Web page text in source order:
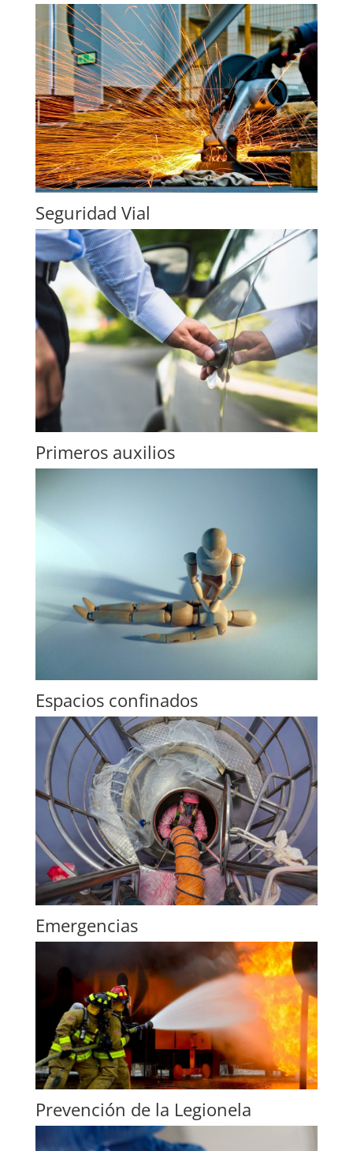
Seguridad Vial
Primeros auxilios
Espacios confinados
Emergencias
Prevención de la Legionela